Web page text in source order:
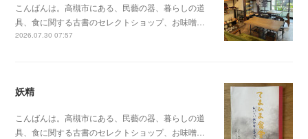
こんばんは。高槻市にある、民藝の器、暮らしの道
具、食に関する古書のセレクトショップ、お味噌…
2026.07.30 07:57
妖精
こんばんは。高槻市にある、民藝の器、暮らしの道
具、食に関する古書のセレクトショップ、お味噌…